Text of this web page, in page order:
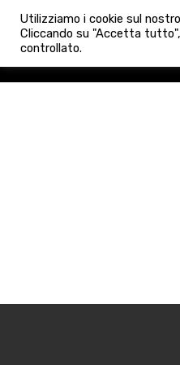
Utilizziamo i cookie sul
Cliccando su "Accetta
controllato.